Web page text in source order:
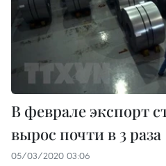
В феврале экспорт
вырос почти в 3 раза
05/03/2020 03:06